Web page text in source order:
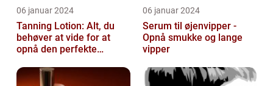
06 januar 2024
Tanning Lotion: Alt, du
behøver at vide for at
opnå den perfekte
06 januar 2024
Serum til øjenvipper -
Opnå smukke og lange
vipper